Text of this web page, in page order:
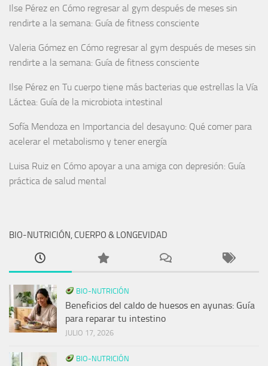
Ilse Pérez en Cómo regresar al gym después de meses sin
rendirte a la semana: Guía de fitness consciente
Valeria Gómez en Cómo regresar al gym después de meses sin
rendirte a la semana: Guía de fitness consciente
Ilse Pérez en Tu cuerpo tiene más bacterias que estrellas la Vía
Láctea: Guía de la microbiota intestinal
Sofía Mendoza en Importancia del desayuno: Qué comer para
acelerar el metabolismo y tener energía
Luisa Ruiz en Cómo apoyar a una amiga con depresión: Guía
práctica de salud mental
BIO-NUTRICIÓN, CUERPO & LONGEVIDAD
BIO-NUTRICIÓN
Beneficios del caldo de huesos en ayunas: Guía
para reparar tu intestino
JULIO 17, 2026
BIO-NUTRICIÓN